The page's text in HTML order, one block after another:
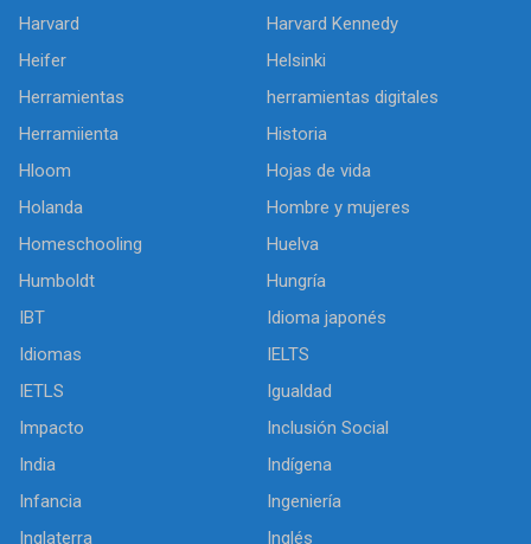
Harvard
Harvard Kennedy
Heifer
Helsinki
Herramientas
herramientas digitales
Herramiienta
Historia
Hloom
Hojas de vida
Holanda
Hombre y mujeres
Homeschooling
Huelva
Humboldt
Hungría
IBT
Idioma japonés
Idiomas
IELTS
IETLS
Igualdad
Impacto
Inclusión Social
India
Indígena
Infancia
Ingeniería
Inglaterra
Inglés